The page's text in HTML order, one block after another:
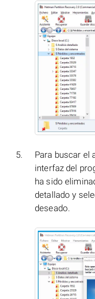
Para buscar el
interfaz del
ha sido
detallado y
deseado.